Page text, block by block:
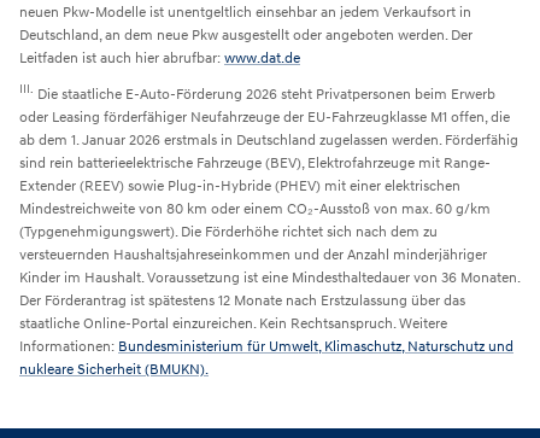
neuen Pkw-Modelle ist unentgeltlich einsehbar an jedem Verkaufsort in
Deutschland, an dem neue Pkw ausgestellt oder angeboten werden. Der
Leitfaden ist auch hier abrufbar: www.dat.de
III. Die staatliche E-Auto-Förderung 2026 steht Privatpersonen beim Erwerb
oder Leasing förderfähiger Neufahrzeuge der EU-Fahrzeugklasse M1 offen, die
ab dem 1. Januar 2026 erstmals in Deutschland zugelassen werden. Förderfähig
sind rein batterieelektrische Fahrzeuge (BEV), Elektrofahrzeuge mit Range-
Extender (REEV) sowie Plug-in-Hybride (PHEV) mit einer elektrischen
Mindestreichweite von 80 km oder einem CO₂-Ausstoß von max. 60 g/km
(Typgenehmigungswert). Die Förderhöhe richtet sich nach dem zu
versteuernden Haushaltsjahreseinkommen und der Anzahl minderjähriger
Kinder im Haushalt. Voraussetzung ist eine Mindesthaltedauer von 36 Monaten.
Der Förderantrag ist spätestens 12 Monate nach Erstzulassung über das
staatliche Online-Portal einzureichen. Kein Rechtsanspruch. Weitere
Informationen: Bundesministerium für Umwelt, Klimaschutz, Naturschutz und
nukleare Sicherheit (BMUKN).